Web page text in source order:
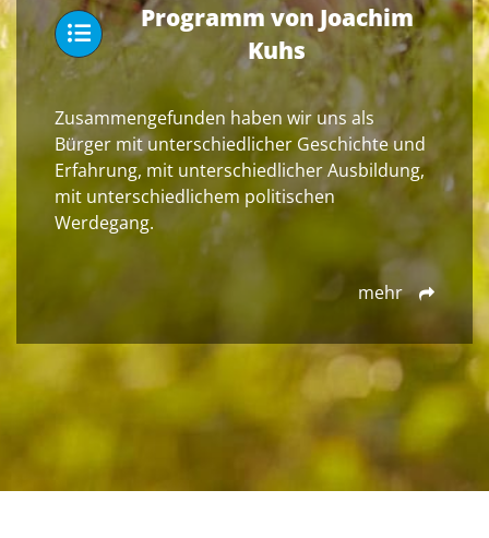
Programm von Joachim
Kuhs
Zusammengefunden haben wir uns als
Bürger mit unterschiedlicher Geschichte und
Erfahrung, mit unterschiedlicher Ausbildung,
mit unterschiedlichem politischen
Werdegang.
mehr